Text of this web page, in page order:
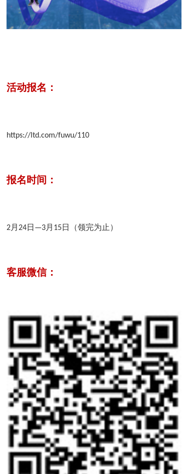
活动报名：
https://ltd.com/fuwu/110
报名时间：
2月24日—3月15日（领完为止）
客服微信：